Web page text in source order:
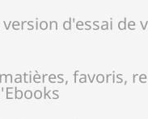
version d'essai de
favoris,